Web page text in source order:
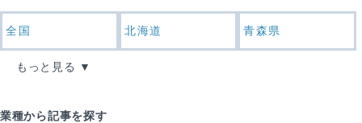
全国 北海道 青森県
もっと見る
業種から記事を探す